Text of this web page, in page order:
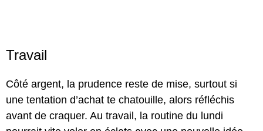
Travail
Côté argent, la prudence reste de mise, surtout si
une tentation d’achat te chatouille, alors réfléchis
avant de craquer. Au travail, la routine du lundi